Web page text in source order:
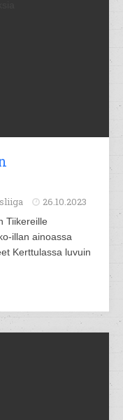
26.10.2023
Tiikereille
illan ainoassa
Kerttulassa luvuin